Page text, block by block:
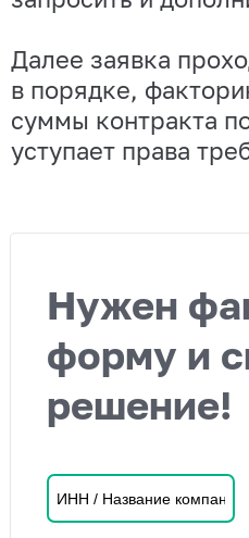
Далее заявка
в порядке,
суммы контракта
уступает права
Нужен
форму и
решение!